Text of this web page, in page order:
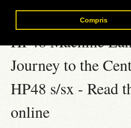
Compris
Contact
HP48 Machine
Journey to the
HP48 s/sx - Read
online